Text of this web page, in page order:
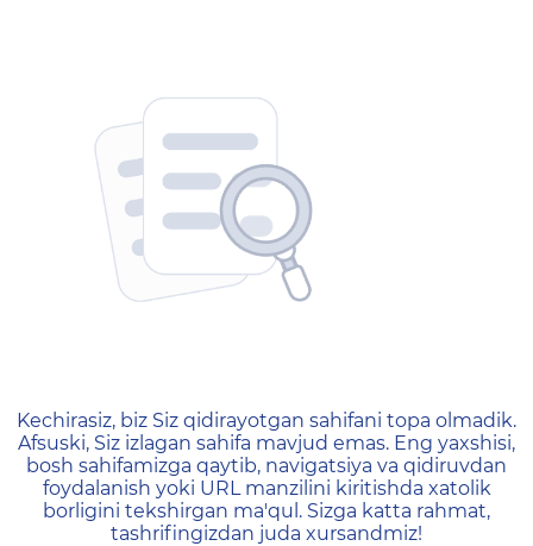
404 — Страница не
Kechirasiz, biz Siz qidirayotgan sahifani topa olmadik.
Afsuski, Siz izlagan sahifa mavjud emas. Eng yaxshisi,
bosh sahifamizga qaytib, navigatsiya va qidiruvdan
foydalanish yoki URL manzilini kiritishda xatolik
borligini tekshirgan ma'qul. Sizga katta rahmat,
tashrifingizdan juda xursandmiz!